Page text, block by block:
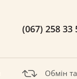
(067) 258 33
Обмін